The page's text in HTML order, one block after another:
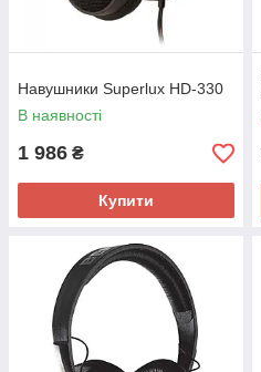
Навушники Superlux HD-330
В наявності
1 986 ₴
Купити